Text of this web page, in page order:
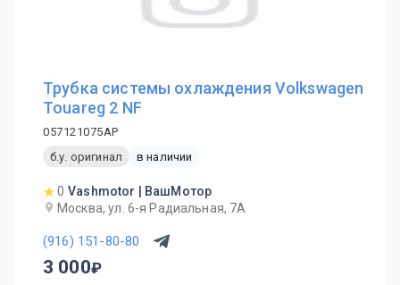
Трубка системы охлаждения Volkswagen
Touareg 2 NF
057121075AP
б.у. оригинал
в наличии
0 Vashmotor | ВашМотор
Москва, ул. 6-я Радиальная, 7А
(916) 151-80-80
3 000